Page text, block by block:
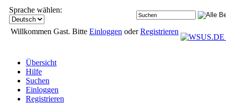
Sprache wählen:
Willkommen Gast. Bitte Einloggen oderRegistrieren
Übersicht
Hilfe
Suchen
Einloggen
Registrieren